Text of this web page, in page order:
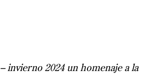
invierno 2024 un homenaje a la